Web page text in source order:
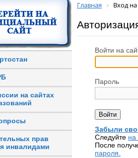
на сайтах
прав
инвалидами
Главная Вход на
Войти на
Пароль
Забыли
Следуйте на
После
пароля.